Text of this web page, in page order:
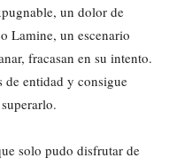
un dolor de
Lamine, un escenario
fracasan en su intento.
de entidad y consigue
solo pudo disfrutar de